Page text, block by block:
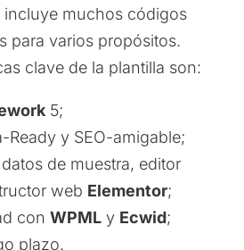
incluye muchos códigos
para varios propósitos.
clave de la plantilla son:
5;
Ready y SEO-amigable;
de muestra, editor
web Elementor;
con WPMLy Ecwid;
plazo.